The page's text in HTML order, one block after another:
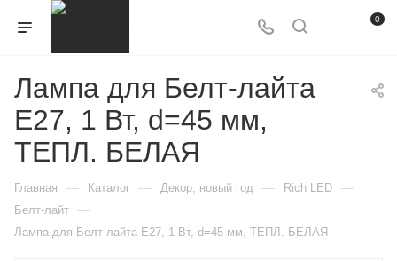
0
Лампа для Белт-лайта
Е27, 1 Вт, d=45 мм,
ТЕПЛ. БЕЛАЯ
Главная — Каталог — Декор, новый год — Rich LED —
Белт-лайт —
Лампа для Белт-лайта Е27, 1 Вт, d=45 мм, ТЕПЛ. БЕЛАЯ